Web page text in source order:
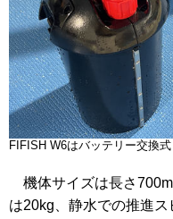
FIFISH W6はバッテリー交換式
機体サイズは長さ
は20kg、静水での推進